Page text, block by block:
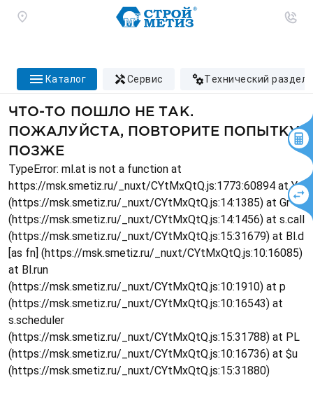
каталог сервис технический раздел
ЧТО-ТО ПОШЛО НЕ ТАК.
ПОЖАЛУЙСТА, ПОВТОРИТЕ ПОПЫТКУ
ПОЗЖЕ
TypeError: ml.at is not a function at
https://msk.smetiz.ru/_nuxt/CYtMxQtQ.js:1773:60894 at Ys
(https://msk.smetiz.ru/_nuxt/CYtMxQtQ.js:14:1385) at Gr
(https://msk.smetiz.ru/_nuxt/CYtMxQtQ.js:14:1456) at s.call
(https://msk.smetiz.ru/_nuxt/CYtMxQtQ.js:15:31679) at Bl.d
[as fn] (https://msk.smetiz.ru/_nuxt/CYtMxQtQ.js:10:16085)
at Bl.run
(https://msk.smetiz.ru/_nuxt/CYtMxQtQ.js:10:1910) at p
(https://msk.smetiz.ru/_nuxt/CYtMxQtQ.js:10:16543) at
s.scheduler
(https://msk.smetiz.ru/_nuxt/CYtMxQtQ.js:15:31788) at PL
(https://msk.smetiz.ru/_nuxt/CYtMxQtQ.js:10:16736) at $u
(https://msk.smetiz.ru/_nuxt/CYtMxQtQ.js:15:31880)